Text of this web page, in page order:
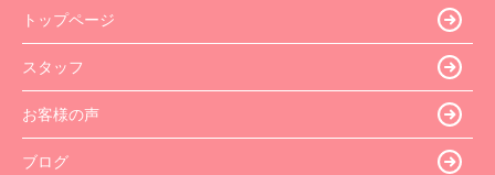
トップページ
スタッフ
お客様の声
ブログ